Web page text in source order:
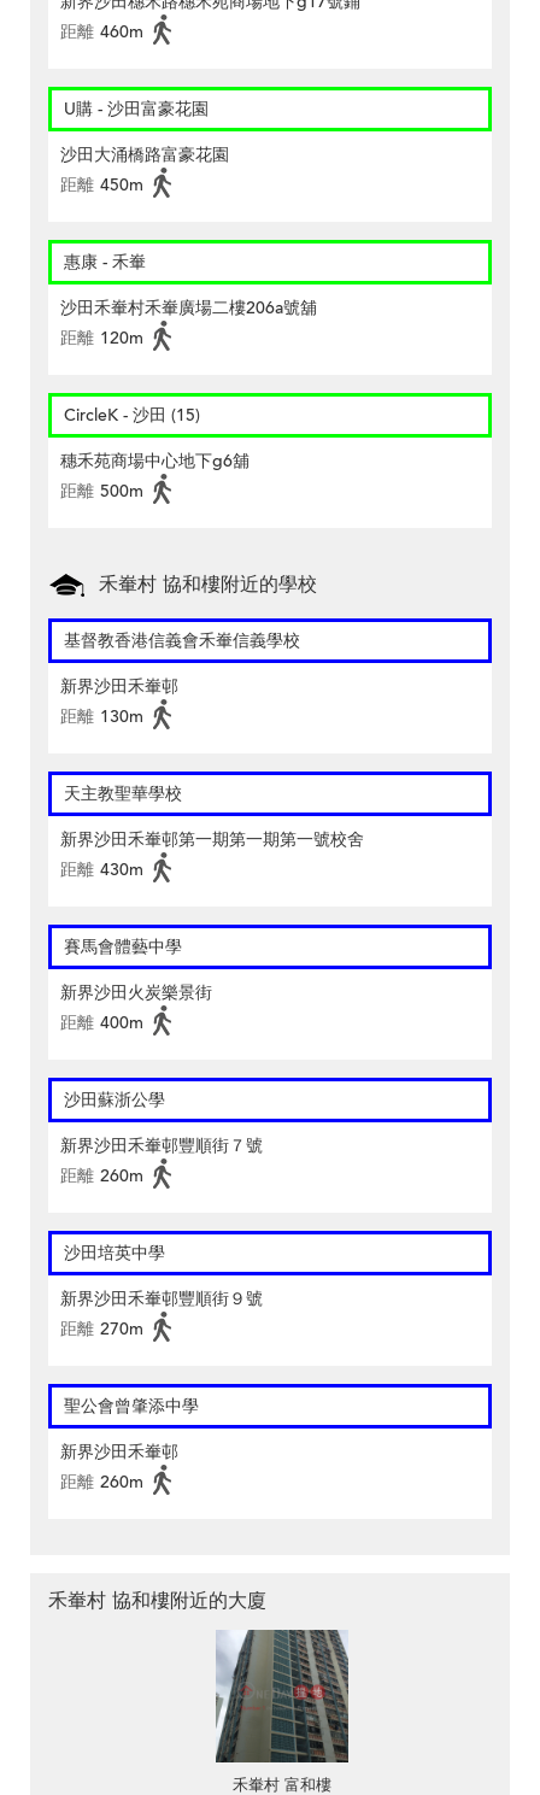
距離 460m
U購 - 沙田富豪花園
沙田大涌橋路富豪花園
距離 450m
惠康 - 禾輋
沙田禾輋村禾輋廣場二樓206a號舖
距離 120m
CircleK - 沙田 (15)
穗禾苑商場中心地下g6舖
距離 500m
禾輋村 協和樓附近的學校
基督教香港信義會禾輋信義學校
新界沙田禾輋邨
距離 130m
天主教聖華學校
新界沙田禾輋邨第一期第一期第一號校舍
距離 430m
賽馬會體藝中學
新界沙田火炭樂景街
距離 400m
沙田蘇浙公學
新界沙田禾輋邨豐順街７號
距離 260m
沙田培英中學
新界沙田禾輋邨豐順街９號
距離 270m
聖公會曾肇添中學
新界沙田禾輋邨
距離 260m
禾輋村 協和樓附近的大廈
禾輋村 富和樓